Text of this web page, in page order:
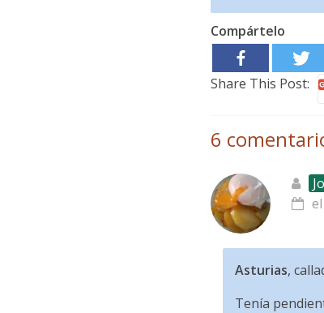
Compártelo
Share This Post:
6
Asturias,
Tenía